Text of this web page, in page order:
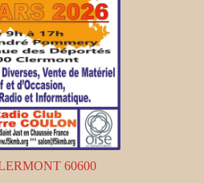
60600